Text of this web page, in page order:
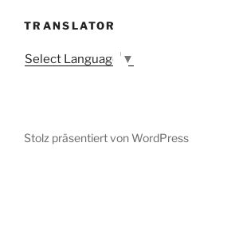
TRANSLATOR
Select Language ▼
Stolz präsentiert von WordPress